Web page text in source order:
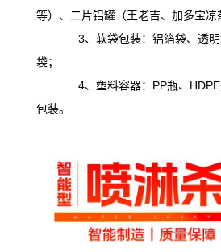
等）、二片铝罐（王老吉、加多宝凉
3、软袋包装：铝箔袋、透明
袋；
4、塑料容器：PP瓶、HDPE
包装。